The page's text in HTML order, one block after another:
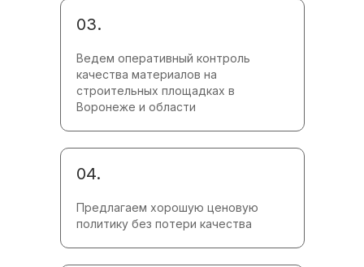
03.
04.
Ведем оперативный контроль
качества материалов на
строительных площадках в
Воронеже и области
Предлагаем хорошую ценовую
политику без потери качества